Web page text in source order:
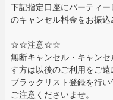
下記指定口座にパーティ
のキャンセル料金をお振込
☆☆注意☆☆
無断キャンセル・キャン
す方は以後のご利用をご遠
ブラックリスト登録を行
ご注意くださいませ。